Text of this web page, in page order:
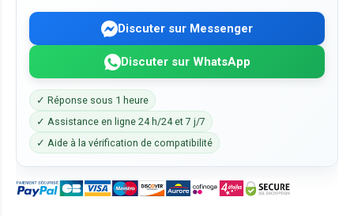
Discuter sur Messenger
Discuter sur WhatsApp
✓ Réponse sous 1 heure
✓ Assistance en ligne 24 h/24 et 7 j/7
✓ Aide à la vérification de compatibilité